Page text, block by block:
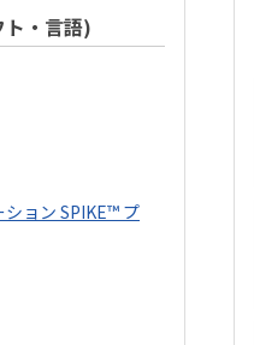
・言語)
ョン SPIKE™ プ